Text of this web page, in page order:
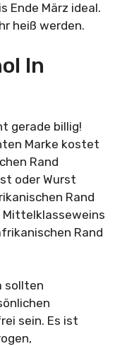
Ende März ideal.
heiß werden.
In
gerade billig!
Marke kostet
Rand
oder Wurst
Rand
Mittelklasseweins
Rand
sollten
sein. Es ist